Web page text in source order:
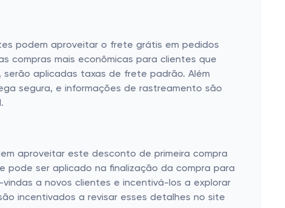
podem aproveitar o frete grátis em pedidos
compras mais econômicas para clientes que
aplicadas taxas de frete padrão. Além
segura, e informações de rastreamento são
aproveitar este desconto de primeira compra
pode ser aplicado na finalização da compra para
a novos clientes e incentivá-los a explorar
incentivados a revisar esses detalhes no site